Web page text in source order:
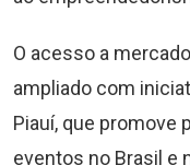
O acesso a
ampliado com
Piauí, que promove
eventos no Brasil e